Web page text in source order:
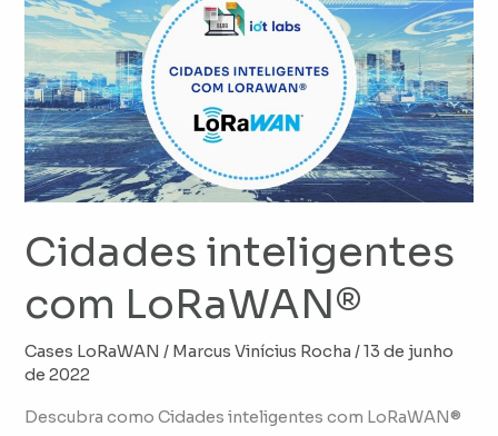
Cidades inteligentes
com LoRaWAN®
Cases LoRaWAN / Marcus Vinícius Rocha /13 de junho
de 2022
Descubra como Cidades inteligentes com LoRaWAN®
inteligentes
com
LoRaWAN®